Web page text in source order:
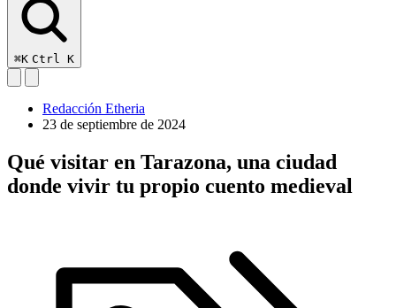
⌘K Ctrl K
Redacción Etheria
23 de septiembre de 2024
Qué visitar en Tarazona, una ciudad
donde vivir tu propio cuento medieval